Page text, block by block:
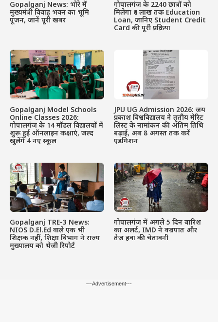
Gopalganj News: भोरे में
मुख्यमंत्री विवाह भवन का भूमि
पूजन, जानें पूरी खबर
गोपालगंज के 2240 छात्रों को
मिलेगा ₹4 लाख तक Education
Loan, जानिए Student Credit
Card की पूरी प्रक्रिया
Gopalganj Model Schools
Online Classes 2026:
गोपालगंज के 14 मॉडल विद्यालयों में
शुरू हुई ऑनलाइन कक्षाएं, जल्द
खुलेंगे 4 नए स्कूल
JPU UG Admission 2026: जय
प्रकाश विश्वविद्यालय ने तृतीय मेरिट
लिस्ट के नामांकन की अंतिम तिथि
बढ़ाई, अब 8 अगस्त तक करें
एडमिशन
Gopalganj TRE-3 News:
NIOS D.El.Ed वाले एक भी
शिक्षक नहीं, शिक्षा विभाग ने राज्य
मुख्यालय को भेजी रिपोर्ट
गोपालगंज में अगले 5 दिन बारिश
का अलर्ट, IMD ने वज्रपात और
तेज हवा की चेतावनी
---Advertisement---